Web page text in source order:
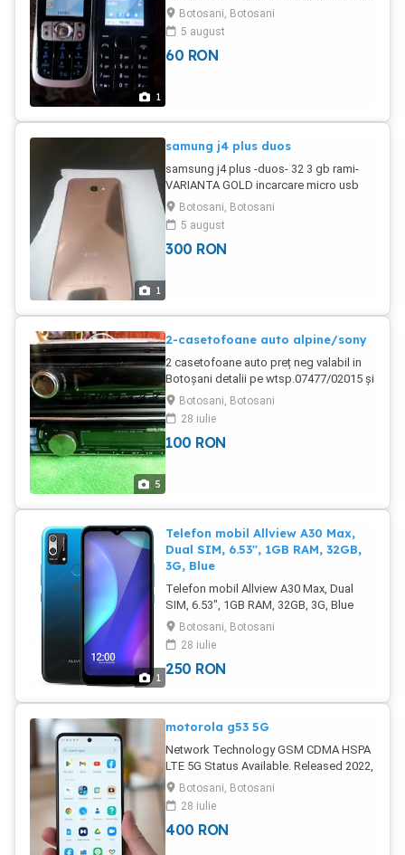
1
schimb
Botosani, Botosani
5 august
60 RON
1
samung j4 plus duos
samsung j4 plus -duos- 32 3 gb rami-
VARIANTA GOLD incarcare micro usb
defecte urme de uzura incarcator husa -
wtsp pret 300 lei negociabil NU SE
TRIMITE IN TARA
Botosani, Botosani
5 august
300 RON
5
2-casetofoane auto alpine/sony
2 casetofoane auto preț neg valabil in
Botoșani detalii pe wtsp.07477/02015 și
în poze se da și la schimb cu telefoane
/laptopuri/monitoare nu se trimite în tara
Botosani, Botosani
28 iulie
100 RON
1
Telefon mobil Allview A30 Max,
Dual SIM, 6.53", 1GB RAM, 32GB,
3G, Blue
Telefon mobil Allview A30 Max, Dual
SIM, 6.53", 1GB RAM, 32GB, 3G, Blue
BOTOSANI -
Botosani, Botosani
28 iulie
250 RON
motorola g53 5G
Network Technology GSM CDMA HSPA
LTE 5G Status Available. Released 2022,
December 15 Body Dimensions 162.7 x
74.7 x 8.2 mm (6.41 x 2.94 x 0.32 in)
Weight 183 g (6.46 oz) Build Glass front,
plastic back, plastic frame SIM Nano-
Botosani, Botosani
28 iulie
400 RON